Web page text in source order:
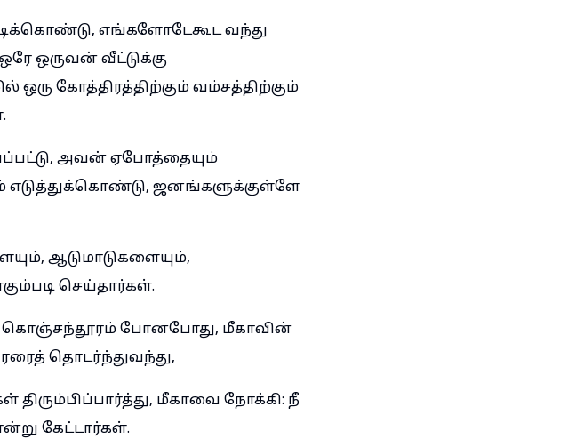
எங்களோடேகூட வந்து
ஒருவன் வீட்டுக்கு
கோத்திரத்திற்கும் வம்சத்திற்கும்
அவன் ஏபோத்தையும்
எடுத்துக்கொண்டு, ஜனங்களுக்குள்ளே
ஆடுமாடுகளையும்,
செய்தார்கள்.
கொஞ்சந்தூரம் போனபோது, மீகாவின்
தொடர்ந்துவந்து,
மீகாவை நோக்கி: நீ
கேட்டார்கள்.